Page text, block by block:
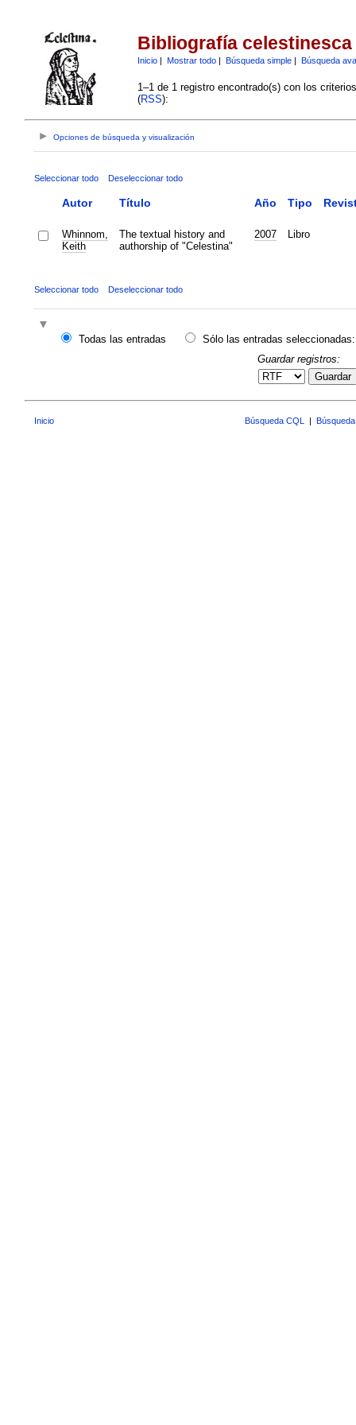
Bibliografía celestinesca
Inicio| Mostrar todo| Búsqueda simple| Búsqueda
1–1 de 1 registro encontrado(s) con los
(RSS):
Opciones de búsqueda y visualización
Seleccionar todo Deseleccionar todo
Autor Título Año Tipo
Whinnom,
Keith
The textual history and
authorship of "Celestina"
2007 Libro
Seleccionar todo Deseleccionar todo
Todas las entradas
Sólo las entradas seleccionadas:
Guardar registros:
Guardar
Inicio Búsqueda CQL